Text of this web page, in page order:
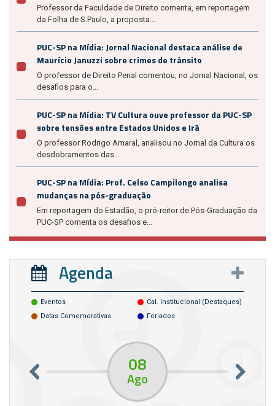
Professor da Faculdade de Direito comenta, em reportagem
da Folha de S.Paulo, a proposta...
PUC-SP na Mídia: Jornal Nacional destaca análise de
Maurício Januzzi sobre crimes de trânsito
O professor de Direito Penal comentou, no Jornal Nacional, os
desafios para o...
PUC-SP na Mídia: TV Cultura ouve professor da PUC-SP
sobre tensões entre Estados Unidos e Irã
O professor Rodrigo Amaral, analisou no Jornal da Cultura os
desdobramentos das...
PUC-SP na Mídia: Prof. Celso Campilongo analisa
mudanças na pós-graduação
Em reportagem do Estadão, o pró-reitor de Pós-Graduação da
PUC-SP comenta os desafios e...
Agenda
Eventos
Cal. Institucional (destaques)
Datas Comemorativas
Feriados
08
Ago